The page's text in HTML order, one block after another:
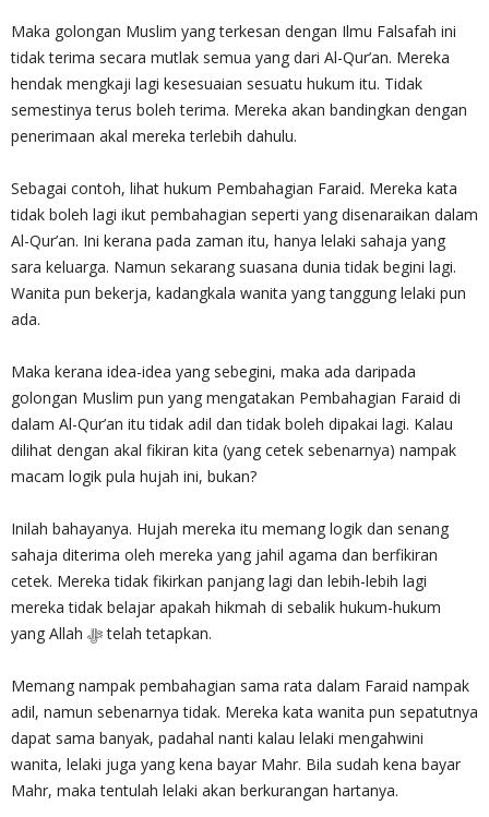
Maka golongan Muslim yang terkesan dengan Ilmu Falsafah ini
tidak terima secara mutlak semua yang dari Al-Qur’an. Mereka
hendak mengkaji lagi kesesuaian sesuatu hukum itu. Tidak
semestinya terus boleh terima. Mereka akan bandingkan dengan
penerimaan akal mereka terlebih dahulu.
Sebagai contoh, lihat hukum Pembahagian Faraid. Mereka kata
tidak boleh lagi ikut pembahagian seperti yang disenaraikan dalam
Al-Qur’an. Ini kerana pada zaman itu, hanya lelaki sahaja yang
sara keluarga. Namun sekarang suasana dunia tidak begini lagi.
Wanita pun bekerja, kadangkala wanita yang tanggung lelaki pun
ada.
Maka kerana idea-idea yang sebegini, maka ada daripada
golongan Muslim pun yang mengatakan Pembahagian Faraid di
dalam Al-Qur’an itu tidak adil dan tidak boleh dipakai lagi. Kalau
dilihat dengan akal fikiran kita (yang cetek sebenarnya) nampak
macam logik pula hujah ini, bukan?
Inilah bahayanya. Hujah mereka itu memang logik dan senang
sahaja diterima oleh mereka yang jahil agama dan berfikiran
cetek. Mereka tidak fikirkan panjang lagi dan lebih-lebih lagi
mereka tidak belajar apakah hikmah di sebalik hukum-hukum
yang Allah ﷻ telah tetapkan.
Memang nampak pembahagian sama rata dalam Faraid nampak
adil, namun sebenarnya tidak. Mereka kata wanita pun sepatutnya
dapat sama banyak, padahal nanti kalau lelaki mengahwini
wanita, lelaki juga yang kena bayar Mahr. Bila sudah kena bayar
Mahr, maka tentulah lelaki akan berkurangan hartanya.